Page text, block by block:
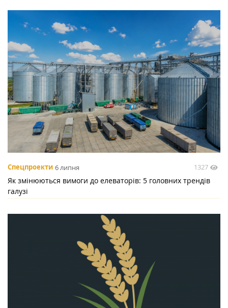
Спецпроекти 6 липня 1327
Як змінюються вимоги до елеваторів: 5 головних трендів
галузі